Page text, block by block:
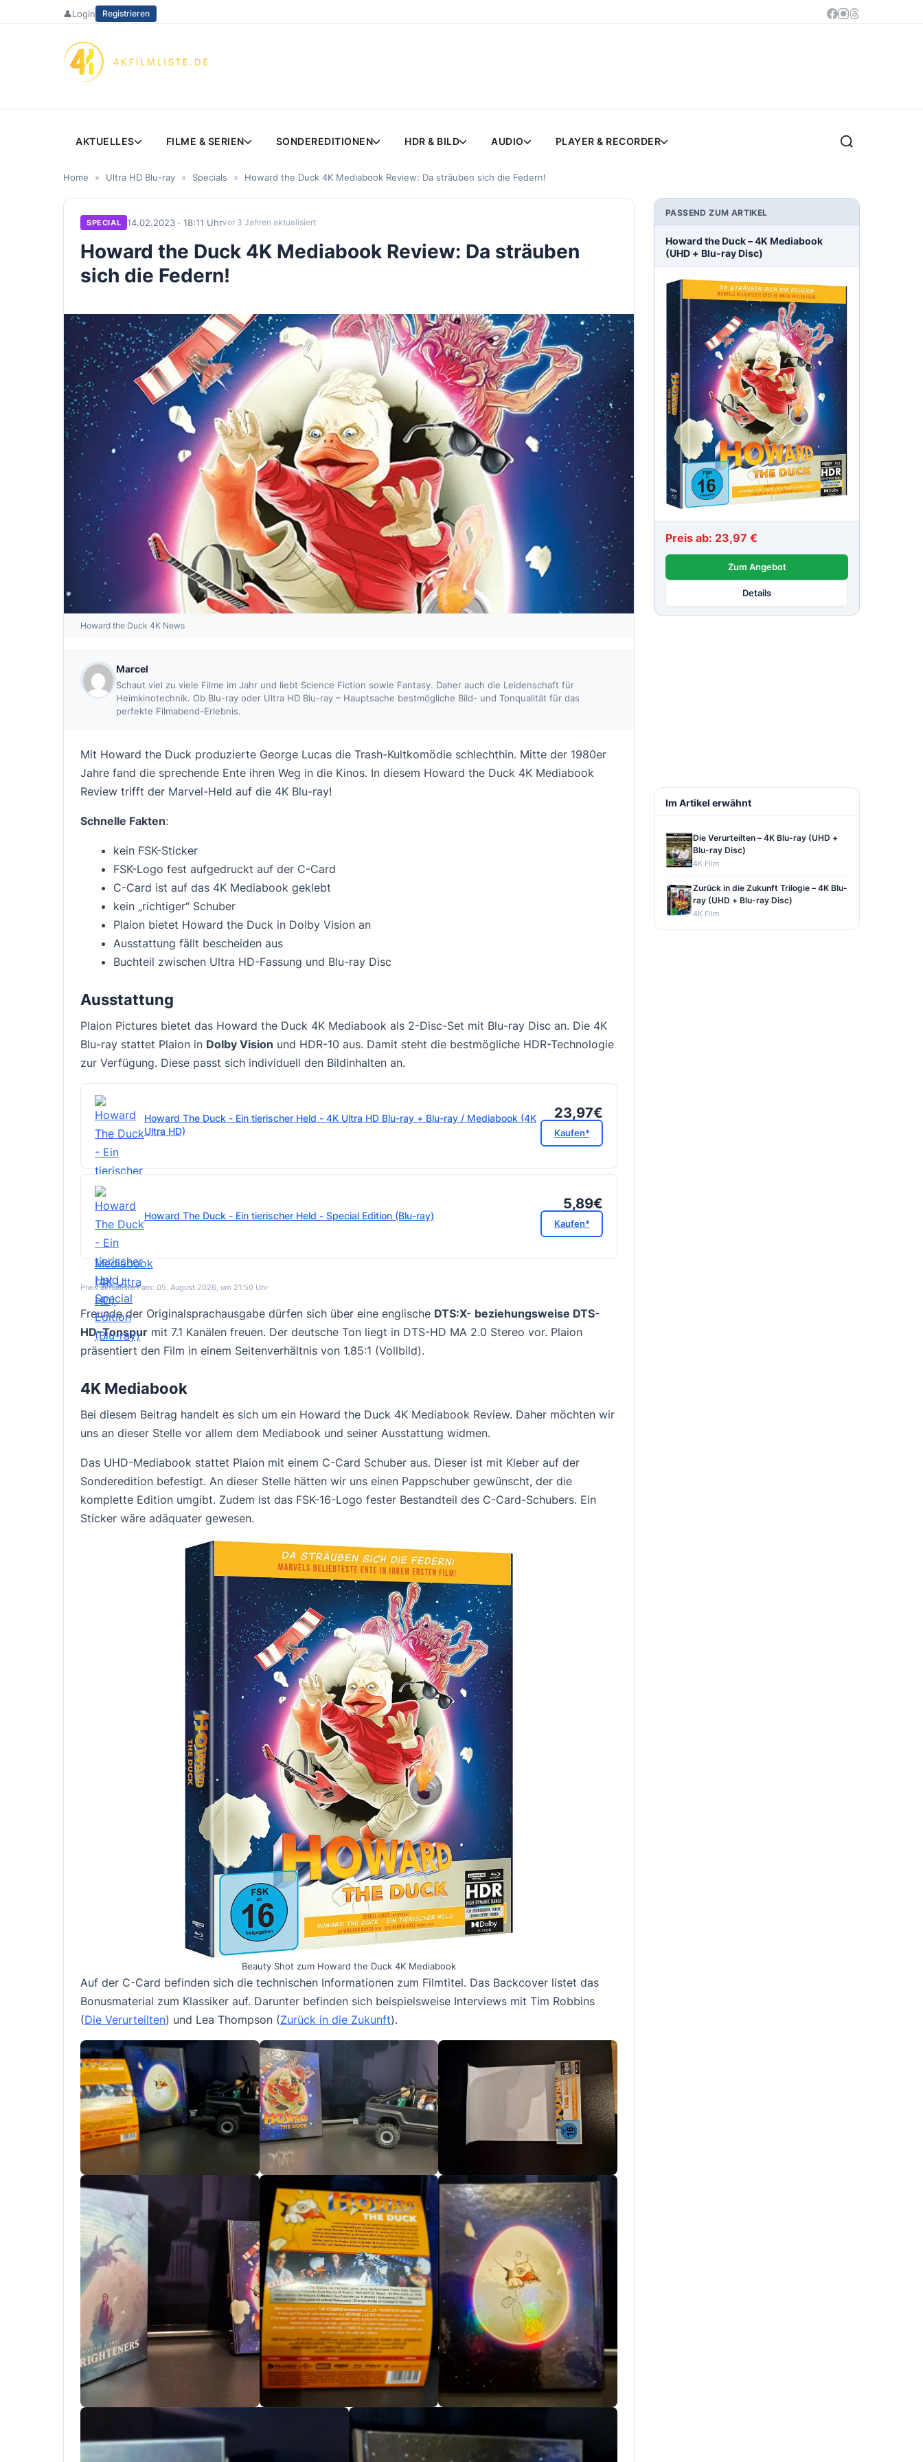
👤Login Registrieren
AKTUELLES FILME & SERIEN SONDEREDITIONEN HDR & BILD AUDIO PLAYER & RECORDER
Home » Ultra HD Blu-ray » Specials » Howard the Duck 4K Mediabook Review: Da sträuben sich die Federn!
SPECIAL 14.02.2023 · 18:11 Uhrvor 3 Jahren aktualisiert
Howard the Duck 4K Mediabook Review: Da sträuben
sich die Federn!
Howard the Duck 4K News
Marcel
Schaut viel zu viele Filme im Jahr und liebt Science Fiction sowie Fantasy. Daher auch die Leidenschaft für
Heimkinotechnik. Ob Blu-ray oder Ultra HD Blu-ray – Hauptsache bestmögliche Bild- und Tonqualität für das
perfekte Filmabend-Erlebnis.
Mit Howard the Duck produzierte George Lucas die Trash-Kultkomödie schlechthin. Mitte der 1980er
Jahre fand die sprechende Ente ihren Weg in die Kinos. In diesem Howard the Duck 4K Mediabook
Review trifft der Marvel-Held auf die 4K Blu-ray!
Schnelle Fakten:
kein FSK-Sticker
FSK-Logo fest aufgedruckt auf der C-Card
C-Card ist auf das 4K Mediabook geklebt
kein „richtiger“ Schuber
Plaion bietet Howard the Duck in Dolby Vision an
Ausstattung fällt bescheiden aus
Buchteil zwischen Ultra HD-Fassung und Blu-ray Disc
Ausstattung
Plaion Pictures bietet das Howard the Duck 4K Mediabook als 2-Disc-Set mit Blu-ray Disc an. Die 4K
Blu-ray stattet Plaion in Dolby Vision und HDR-10 aus. Damit steht die bestmögliche HDR-Technologie
zur Verfügung. Diese passt sich individuell den Bildinhalten an.
Howard The Duck - Ein tierischer Held - 4K Ultra HD Blu-ray + Blu-ray / Mediabook (4K
Ultra HD)
23,97€
Kaufen*
Howard The Duck - Ein tierischer Held - Special Edition (Blu-ray)
5,89€
Kaufen*
Preis aktualisiert am: 05. August 2026, um 21:50 Uhr
Freunde der Originalsprachausgabe dürfen sich über eine englische DTS:X- beziehungsweise DTS-
HD-Tonspur mit 7.1 Kanälen freuen. Der deutsche Ton liegt in DTS-HD MA 2.0 Stereo vor. Plaion
präsentiert den Film in einem Seitenverhältnis von 1.85:1 (Vollbild).
4K Mediabook
Bei diesem Beitrag handelt es sich um ein Howard the Duck 4K Mediabook Review. Daher möchten wir
uns an dieser Stelle vor allem dem Mediabook und seiner Ausstattung widmen.
Das UHD-Mediabook stattet Plaion mit einem C-Card Schuber aus. Dieser ist mit Kleber auf der
Sonderedition befestigt. An dieser Stelle hätten wir uns einen Pappschuber gewünscht, der die
komplette Edition umgibt. Zudem ist das FSK-16-Logo fester Bestandteil des C-Card-Schubers. Ein
Sticker wäre adäquater gewesen.
Beauty Shot zum Howard the Duck 4K Mediabook
Auf der C-Card befinden sich die technischen Informationen zum Filmtitel. Das Backcover listet das
Bonusmaterial zum Klassiker auf. Darunter befinden sich beispielsweise Interviews mit Tim Robbins
(Die Verurteilten) und Lea Thompson (Zurück in die Zukunft).
PASSEND ZUM ARTIKEL
Howard the Duck – 4K Mediabook
(UHD + Blu-ray Disc)
Preis ab: 23,97 €
Zum Angebot
Details
Im Artikel erwähnt
Die Verurteilten – 4K Blu-ray (UHD +
Blu-ray Disc)
4K Film
Zurück in die Zukunft Trilogie – 4K Blu-
ray (UHD + Blu-ray Disc)
4K Film